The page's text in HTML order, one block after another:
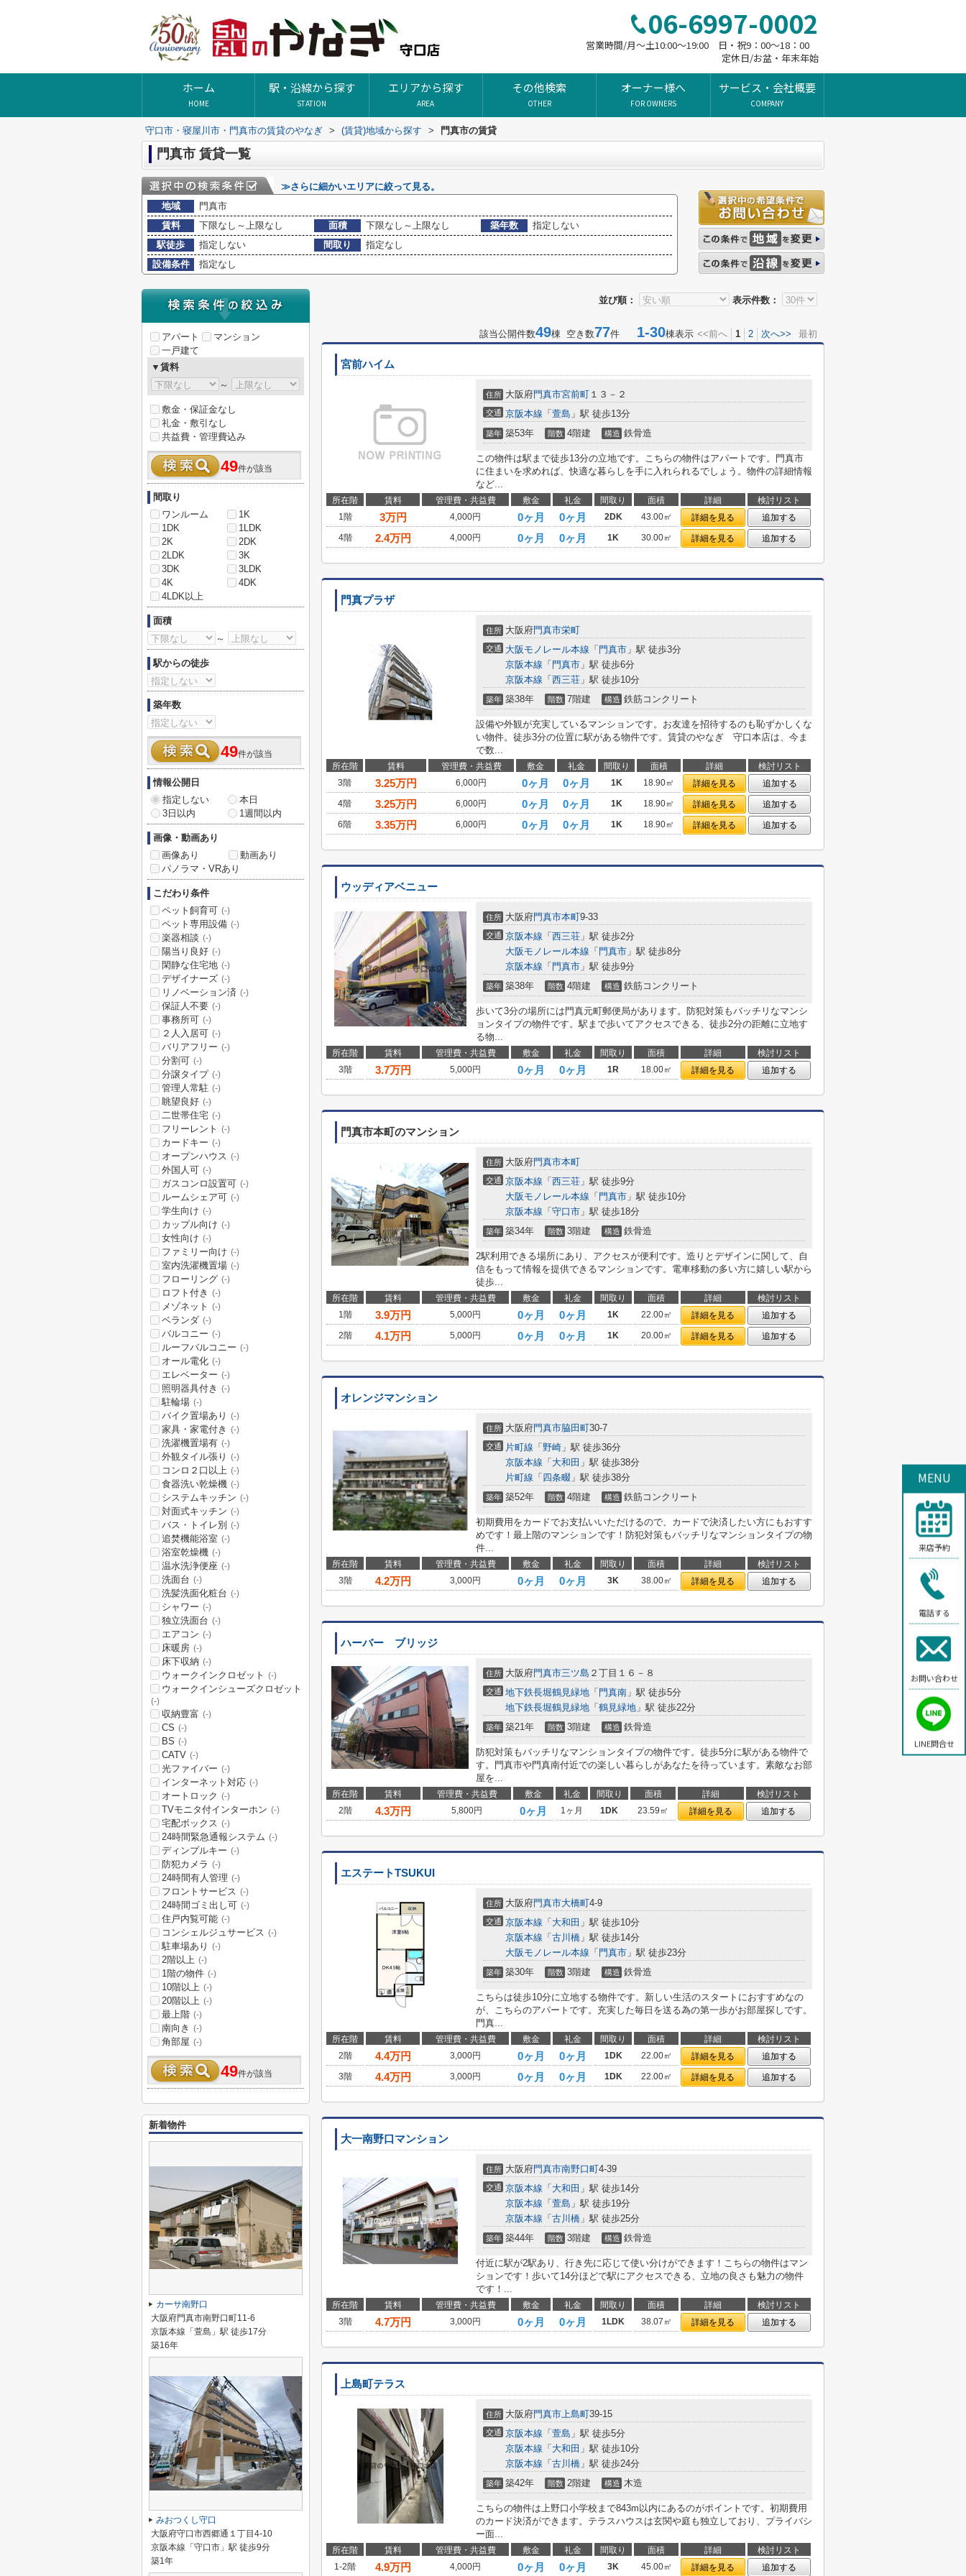
06-6997-0002
営業時間/月～土10:00～19:00 日・祝9：00～18：00
定休日/お盆・年末年始
ホーム
HOME
駅・沿線から探す
STATION
エリアから探す
AREA
その他検索
OTHER
オーナー様へ
FOR OWNERS
サービス・会社概要
COMPANY
守口市・寝屋川市・門真市の賃貸のやなぎ > (賃貸)地域から探す > 門真市の賃貸
門真市 賃貸一覧
≫さらに細かいエリアに絞って見る。
地域
門真市
賃料
下限なし～上限なし 面積 下限なし～上限なし 築年数
指定しない
駅徒歩
指定しない 間取り
指定なし
設備条件
指定なし
並び順： 表示件数：
該当公開件数49棟 空き数77件 1-30棟表示 <<前へ 1 2 次へ>> 最初
宮前ハイム
住所 大阪府門真市宮前町 １３－２
交通 京阪本線 「 萱島 」駅 徒歩13分
築年 築53年 階数 4階建 構造 鉄骨造
この物件は駅まで徒歩13分の立地です。こちらの物件はアパートです。門真市
に住まいを求めれば、快適な暮らしを手に入れられるでしょう。物件の詳細情報
など...
所在階 賃料 管理費・共益費 敷金 礼金 間取り 面積 詳細
検討リスト
1階
3万円 4,000円 0ヶ月 0ヶ月 2DK 43.00㎡ 詳細を見る
追加する
4階
2.4万円 4,000円 0ヶ月 0ヶ月 1K 30.00㎡ 詳細を見る 追加する
門真プラザ
住所 大阪府門真市栄町
交通 大阪モノレール本線 「 門真市 」駅 徒歩3分
京阪本線 「 門真市 」駅 徒歩6分
京阪本線 「 西三荘 」駅 徒歩10分
築年 築38年 階数 7階建 構造 鉄筋コンクリート
設備や外観が充実しているマンションです。お友達を招待するのも恥ずかしくな
い物件。徒歩3分の位置に駅がある物件です。賃貸のやなぎ 守口本店は、今ま
で数...
所在階 賃料 管理費・共益費 敷金 礼金 間取り 面積 詳細
検討リスト
3階
3.25万円 6,000円 0ヶ月 0ヶ月 1K 18.90㎡ 詳細を見る
追加する
4階
3.25万円 6,000円 0ヶ月 0ヶ月 1K 18.90㎡ 詳細を見る
追加する
6階
3.35万円 6,000円 0ヶ月 0ヶ月 1K 18.90㎡ 詳細を見る 追加する
ウッディアベニュー
住所 大阪府門真市本町9-33
交通 京阪本線 「 西三荘 」駅 徒歩2分
大阪モノレール本線 「 門真市 」駅 徒歩8分
京阪本線 「 門真市 」駅 徒歩9分
築年 築38年 階数 4階建 構造 鉄筋コンクリート
歩いて3分の場所には門真元町郵便局があります。防犯対策もバッチリなマンシ
ョンタイプの物件です。駅まで歩いてアクセスできる、徒歩2分の距離に立地す
る物...
所在階 賃料 管理費・共益費 敷金 礼金 間取り 面積 詳細
検討リスト
3階
3.7万円 5,000円 0ヶ月 0ヶ月 1R 18.00㎡ 詳細を見る 追加する
門真市本町のマンション
住所 大阪府門真市本町
交通 京阪本線 「 西三荘 」駅 徒歩9分
大阪モノレール本線 「 門真市 」駅 徒歩10分
京阪本線 「 守口市 」駅 徒歩18分
築年 築34年 階数 3階建 構造 鉄骨造
2駅利用できる場所にあり、アクセスが便利です。造りとデザインに関して、自
信をもって情報を提供できるマンションです。電車移動の多い方に嬉しい駅から
徒歩...
所在階 賃料 管理費・共益費 敷金 礼金 間取り 面積 詳細
検討リスト
1階
3.9万円 5,000円 0ヶ月 0ヶ月 1K 22.00㎡ 詳細を見る
追加する
2階
4.1万円 5,000円 0ヶ月 0ヶ月 1K 20.00㎡ 詳細を見る 追加する
オレンジマンション
住所 大阪府門真市脇田町30-7
交通 片町線 「 野崎 」駅 徒歩36分
京阪本線 「 大和田 」駅 徒歩38分
片町線 「 四条畷 」駅 徒歩38分
築年 築52年 階数 4階建 構造 鉄筋コンクリート
初期費用をカードでお支払いいただけるので、カードで決済したい方にもおすす
めです！最上階のマンションです！防犯対策もバッチリなマンションタイプの物
件...
所在階 賃料 管理費・共益費 敷金 礼金 間取り 面積 詳細
検討リスト
3階
4.2万円 3,000円 0ヶ月 0ヶ月 3K 38.00㎡ 詳細を見る 追加する
ハーバー ブリッジ
住所 大阪府門真市三ツ島 ２丁目１６－８
交通 地下鉄長堀鶴見緑地 「 門真南 」駅 徒歩5分
地下鉄長堀鶴見緑地 「 鶴見緑地 」駅 徒歩22分
築年 築21年 階数 3階建 構造 鉄骨造
防犯対策もバッチリなマンションタイプの物件です。徒歩5分に駅がある物件で
す。門真市や門真南付近での楽しい暮らしがあなたを待っています。素敵なお部
屋を...
所在階 賃料 管理費・共益費 敷金 礼金 間取り 面積 詳細
検討リスト
2階
4.3万円 5,800円 0ヶ月 1ヶ月 1DK 23.59㎡ 詳細を見る 追加する
エステートTSUKUI
住所 大阪府門真市大橋町4-9
交通 京阪本線 「 大和田 」駅 徒歩10分
京阪本線 「 古川橋 」駅 徒歩14分
大阪モノレール本線 「 門真市 」駅 徒歩23分
築年 築30年 階数 3階建 構造 鉄骨造
こちらは徒歩10分に立地する物件です。新しい生活のスタートにおすすめなの
が、こちらのアパートです。充実した毎日を送る為の第一歩がお部屋探しです。
門真...
所在階 賃料 管理費・共益費 敷金 礼金 間取り 面積 詳細
検討リスト
2階
4.4万円 3,000円 0ヶ月 0ヶ月 1DK 22.00㎡ 詳細を見る
追加する
3階
4.4万円 3,000円 0ヶ月 0ヶ月 1DK 22.00㎡ 詳細を見る 追加する
大一南野口マンション
住所 大阪府門真市南野口町4-39
交通 京阪本線 「 大和田 」駅 徒歩14分
京阪本線 「 萱島 」駅 徒歩19分
京阪本線 「 古川橋 」駅 徒歩25分
築年 築44年 階数 3階建 構造 鉄骨造
付近に駅が2駅あり、行き先に応じて使い分けができます！こちらの物件はマン
ションです！歩いて14分ほどで駅にアクセスできる、立地の良さも魅力の物件
です！...
所在階 賃料 管理費・共益費 敷金 礼金 間取り 面積 詳細
検討リスト
3階
4.7万円 3,000円 0ヶ月 0ヶ月 1LDK 38.07㎡ 詳細を見る 追加する
上島町テラス
住所 大阪府門真市上島町39-15
交通 京阪本線 「 萱島 」駅 徒歩5分
京阪本線 「 大和田 」駅 徒歩10分
京阪本線 「 古川橋 」駅 徒歩24分
築年 築42年 階数 2階建 構造 木造
こちらの物件は上野口小学校まで843m以内にあるのがポイントです。初期費用
のカード決済ができます。テラスハウスは玄関や庭も独立しており、プライバシ
ー面...
所在階 賃料 管理費・共益費 敷金 礼金 間取り 面積 詳細
検討リスト
1-2階
4.9万円 4,000円 0ヶ月 0ヶ月 3K 45.00㎡ 詳細を見る 追加する
アパート
マンション
一戸建て
▼賃料
～
敷金・保証金なし
礼金・敷引なし
共益費・管理費込み
49件が該当
間取り
ワンルーム
1K
1DK
1LDK
2K
2DK
2LDK
3K
3DK
3LDK
4K
4DK
4LDK以上
面積
～
駅からの徒歩
築年数
49件が該当
情報公開日
指定しない
本日
3日以内
1週間以内
画像・動画あり
画像あり
動画あり
パノラマ・VRあり
こだわり条件
ペット飼育可 (-)
ペット専用設備 (-)
楽器相談 (-)
陽当り良好 (-)
閑静な住宅地 (-)
デザイナーズ (-)
リノベーション済 (-)
保証人不要 (-)
事務所可 (-)
２人入居可 (-)
バリアフリー (-)
分割可 (-)
分譲タイプ (-)
管理人常駐 (-)
眺望良好 (-)
二世帯住宅 (-)
フリーレント (-)
カードキー (-)
オープンハウス (-)
外国人可 (-)
ガスコンロ設置可 (-)
ルームシェア可 (-)
学生向け (-)
カップル向け (-)
女性向け (-)
ファミリー向け (-)
室内洗濯機置場 (-)
フローリング (-)
ロフト付き (-)
メゾネット (-)
ベランダ (-)
バルコニー (-)
ルーフバルコニー (-)
オール電化 (-)
エレベーター (-)
照明器具付き (-)
駐輪場 (-)
バイク置場あり (-)
家具・家電付き (-)
洗濯機置場有 (-)
外観タイル張り (-)
コンロ２口以上 (-)
食器洗い乾燥機 (-)
システムキッチン (-)
対面式キッチン (-)
バス・トイレ別 (-)
追焚機能浴室 (-)
浴室乾燥機 (-)
温水洗浄便座 (-)
洗面台 (-)
洗髪洗面化粧台 (-)
シャワー (-)
独立洗面台 (-)
エアコン (-)
床暖房 (-)
床下収納 (-)
ウォークインクロゼット (-)
ウォークインシューズクロゼット
(-)
収納豊富 (-)
CS (-)
BS (-)
CATV (-)
光ファイバー (-)
インターネット対応 (-)
オートロック (-)
TVモニタ付インターホン (-)
宅配ボックス (-)
24時間緊急通報システム (-)
ディンプルキー (-)
防犯カメラ (-)
24時間有人管理 (-)
フロントサービス (-)
24時間ゴミ出し可 (-)
住戸内覧可能 (-)
コンシェルジュサービス (-)
駐車場あり (-)
2階以上 (-)
1階の物件 (-)
10階以上 (-)
20階以上 (-)
最上階 (-)
南向き (-)
角部屋 (-)
49件が該当
新着物件
カーサ南野口
大阪府門真市南野口町11-6
京阪本線「萱島」駅 徒歩17分
築16年
みおつくし守口
大阪府守口市西郷通１丁目4-10
京阪本線「守口市」駅 徒歩9分
築1年
MENU
来店予約
電話する
お問い合わせ
LINE問合せ